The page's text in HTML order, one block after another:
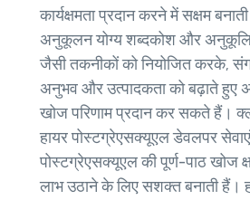
कार्यक्षमता प्रदान करने में सक्षम
अनुकूलन योग्य शब्दकोश और
जैसी तकनीकों को नियोजित करके,
अनुभव और उत्पादकता को बढ़ाते हुए
खोज परिणाम प्रदान कर सकते हैं।
हायर पोस्टग्रेएसक्यूएल डेवलपर
पोस्टग्रेएसक्यूएल की पूर्ण-पाठ खोज
लाभ उठाने के लिए सशक्त बनाती हैं।